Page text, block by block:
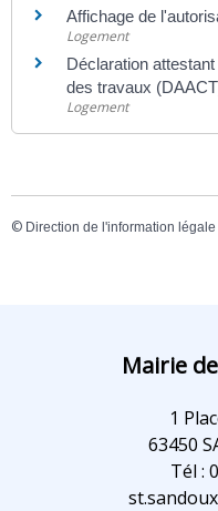
Affichage de
Logement
Déclaration
des travaux
Logement
© Direction de l'information
Mairie
1
63450
Tél :